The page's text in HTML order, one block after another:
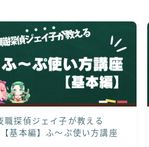
職探偵ジェイ子が教える
【基本編】ふ～ぷ使い方講座